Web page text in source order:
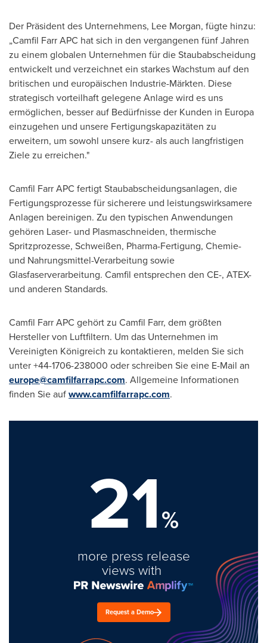
Der Präsident des Unternehmens, Lee Morgan, fügte hinzu:
„Camfil Farr APC hat sich in den vergangenen fünf Jahren
zu einem globalen Unternehmen für die Staubabscheidung
entwickelt und verzeichnet ein starkes Wachstum auf den
britischen und europäischen Industrie-Märkten. Diese
strategisch vorteilhaft gelegene Anlage wird es uns
ermöglichen, besser auf Bedürfnisse der Kunden in Europa
einzugehen und unsere Fertigungskapazitäten zu
erweitern, um sowohl unsere kurz- als auch langfristigen
Ziele zu erreichen."
Camfil Farr APC fertigt Staubabscheidungsanlagen, die
Fertigungsprozesse für sicherere und leistungswirksamere
Anlagen bereinigen. Zu den typischen Anwendungen
gehören Laser- und Plasmaschneiden, thermische
Spritzprozesse, Schweißen, Pharma-Fertigung, Chemie-
und Nahrungsmittel-Verarbeitung sowie
Glasfaserverarbeitung. Camfil entsprechen den CE-, ATEX-
und anderen Standards.
Camfil Farr APC gehört zu Camfil Farr, dem größten
Hersteller von Luftfiltern. Um das Unternehmen im
Vereinigten Königreich zu kontaktieren, melden Sie sich
unter +44-1706-238000 oder schreiben Sie eine E-Mail an
europe@camfilfarrapc.com. Allgemeine Informationen
finden Sie aufwww.camfilfarrapc.com.
21%
more press release
views with
Request a Demo